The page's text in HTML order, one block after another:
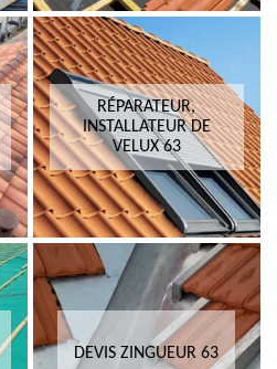
RÉPARATEUR,
INSTALLATEUR DE
VELUX 63
DEVIS ZINGUEUR 63